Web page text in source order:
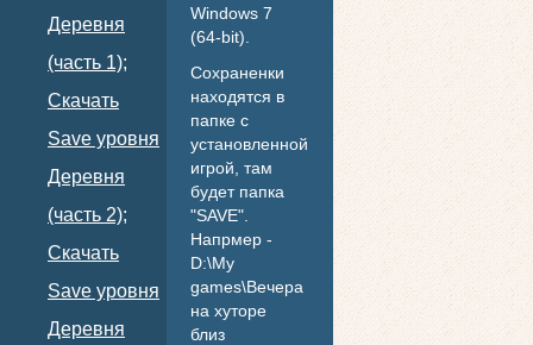
Деревня
(часть 1);
Скачать
Save уровня
Деревня
(часть 2);
Скачать
Save уровня
Деревня
Windows 7
(64-bit).
Сохраненки
находятся в
папке с
установленной
игрой, там
будет папка
"SAVE".
Напрмер -
D:\My
games\Вечера
на хуторе
близ